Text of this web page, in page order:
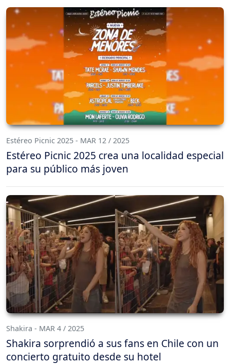
Estéreo Picnic 2025 - MAR 12 / 2025
Estéreo Picnic 2025 crea una localidad especial
para su público más joven
Shakira - MAR 4 / 2025
Shakira sorprendió a sus fans en Chile con un
concierto gratuito desde su hotel